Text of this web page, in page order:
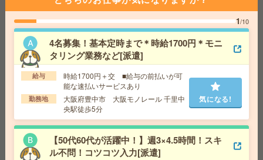
週3日＆10-16時勤務！未経験OK！法律事務所で申請書・
書類の作成など事務[派遣]
給 与
時給1400円～1450円＋交 【月収例】140,0
00円～ ■給与の前払いが可能な速払いサービスあり
交通費支給あり
勤務地 大阪府堺市堺区 南海高野線 堺東駅徒歩7分
気になる!
【高時給1730円】未経験OK＊残業なし！データ入力やチ
ャット返信対応など[派遣]
1/10
4名募集！基本定時まで＊時給1700円＊モニ
タリング業務など[派遣]
給与
時給1700円＋交 ■給与の前払いが可
能な速払いサービスあり
勤務地
大阪府豊中市 大阪モノレール 千里中
央駅徒歩5分
気になる!
【50代60代が活躍中！】週3×4.5時間！スキ
ル不問！コツコツ入力[派遣]